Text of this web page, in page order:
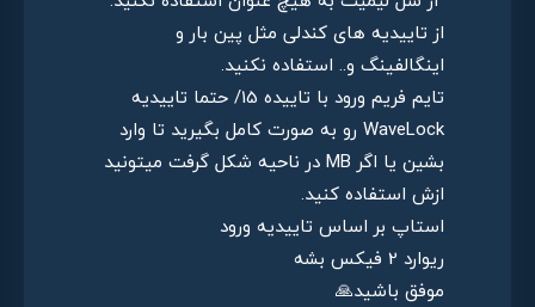
از تاییدیه های کندلی مثل پین بار و
اینگالفینگ و.. استفاده نکنید.
تایم فریم ورود با تاییده 15/ حتما تاییدیه
WaveLock رو به صورت کامل بگیرید تا وارد
بشین یا اگر MB در ناحیه شکل گرفت میتونید
ازش استفاده کنید.
استاپ بر اساس تاییدیه ورود
ریوارد 2 فیکس بشه
موفق باشید🙏